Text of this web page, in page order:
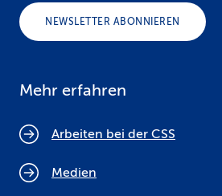
NEWSLETTER ABONNIEREN
Mehr erfahren
Arbeiten bei der CSS
Medien